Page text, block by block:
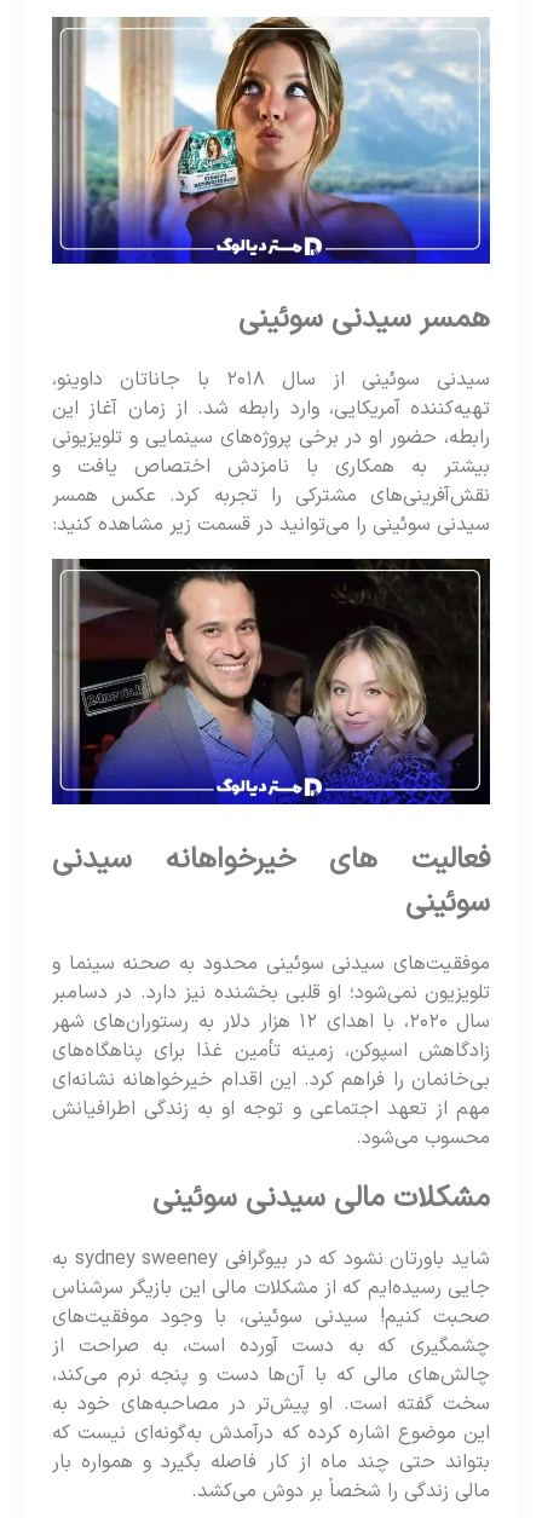
همسر سیدنی سوئینی
سیدنی سوئینی از سال ۲۰۱۸ با جاناتان داوینو،
تهیه‌کننده آمریکایی، وارد رابطه شد. از زمان آغاز این
رابطه، حضور او در برخی پروژه‌های سینمایی و تلویزیونی
بیشتر به همکاری با نامزدش اختصاص یافت و
نقش‌آفرینی‌های مشترکی را تجربه کرد. عکس همسر
سیدنی سوئینی را می‌توانید در قسمت زیر مشاهده کنید:
فعالیت های خیرخواهانه سیدنی
سوئینی
موفقیت‌های سیدنی سوئینی محدود به صحنه سینما و
تلویزیون نمی‌شود؛ او قلبی بخشنده نیز دارد. در دسامبر
سال ۲۰۲۰، با اهدای ۱۲ هزار دلار به رستوران‌های شهر
زادگاهش اسپوکن، زمینه تأمین غذا برای پناهگاه‌های
بی‌خانمان را فراهم کرد. این اقدام خیرخواهانه نشانه‌ای
مهم از تعهد اجتماعی و توجه او به زندگی اطرافیانش
محسوب می‌شود.
مشکلات مالی سیدنی سوئینی
شاید باورتان نشود که در بیوگرافی sydney sweeney به
جایی رسیده‌ایم که از مشکلات مالی این بازیگر سرشناس
صحبت کنیم! سیدنی سوئینی، با وجود موفقیت‌های
چشمگیری که به دست آورده است، به صراحت از
چالش‌های مالی که با آن‌ها دست و پنجه نرم می‌کند،
سخت گفته است. او پیش‌تر در مصاحبه‌های خود به
این موضوع اشاره کرده که درآمدش به‌گونه‌ای نیست که
بتواند حتی چند ماه از کار فاصله بگیرد و همواره بار
مالی زندگی را شخصاً بر دوش می‌کشد.